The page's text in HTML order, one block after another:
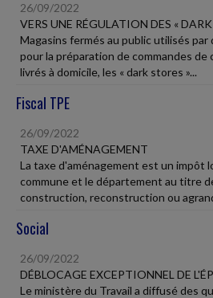
26/09/2022
VERS UNE RÉGULATION DES « DARK
Magasins fermés au public utilisés
pour la préparation de commandes de
livrés à domicile, les « dark stores »...
Fiscal TPE
26/09/2022
TAXE D'AMÉNAGEMENT
La taxe d'aménagement est un impôt
commune et le département au titre
construction, reconstruction ou
Social
26/09/2022
DÉBLOCAGE EXCEPTIONNEL DE
Le ministère du Travail a diffusé des